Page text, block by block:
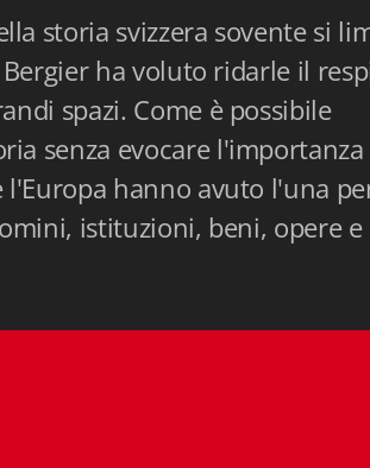
storia svizzera sovente si
ha voluto ridarle il
spazi. Come è possibile
senza evocare l'importanza
l'Europa hanno avuto l'una
istituzioni, beni, opere e